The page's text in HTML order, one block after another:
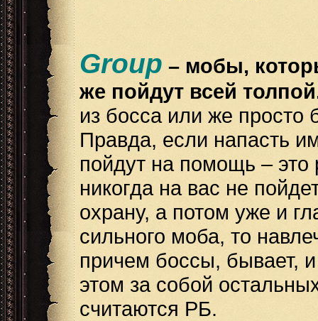
Group – мобы,
же пойдут всей
из босса или же просто
Правда, если напасть
пойдут на помощь –
никогда на вас не
охрану, а потом уже и
сильного моба, то
причем боссы, бывает,
этом за собой
считаются РБ.